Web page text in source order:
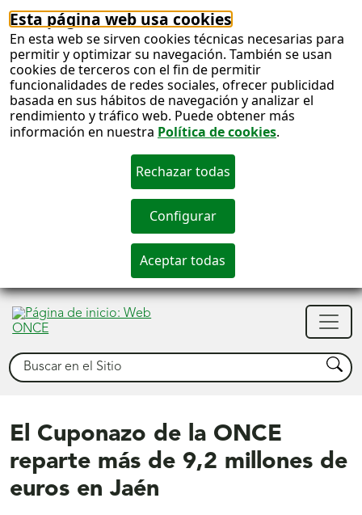
Esta página web usa cookies
En esta web se sirven cookies técnicas necesarias para
permitir y optimizar su navegación. También se usan
cookies de terceros con el fin de permitir
funcionalidades de redes sociales, ofrecer publicidad
basada en sus hábitos de navegación y analizar el
rendimiento y tráfico web. Puede obtener más
información en nuestra Política de cookies.
Buscar Buscar
El Cuponazo de la ONCE
reparte más de 9,2 millones de
euros en Jaén